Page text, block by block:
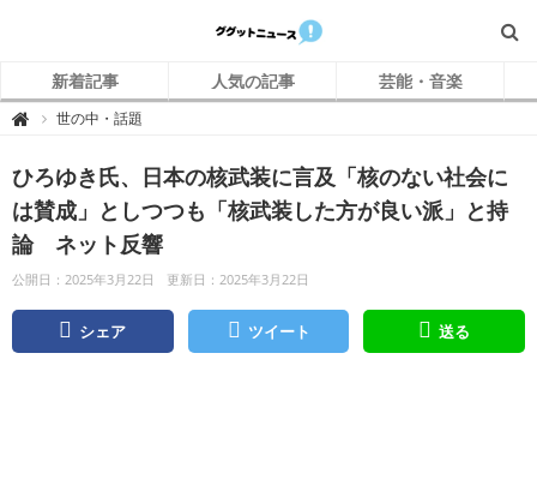
新着記事 人気の記事 芸能・音楽
 グ
ニ
ュ
ー
ス
世の中・話題
ひろゆき氏、日本の核武装に言及「核のない社会に
は賛成」としつつも「核武装した方が良い派」と持
論 ネット反響
公開日：2025年3月22日 更新日：2025年3月22日
シェア ツイート 送る